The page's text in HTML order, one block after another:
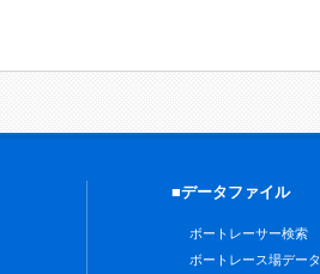
■データファイル
ボートレーサー検索
ボートレース場データ